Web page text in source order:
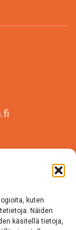
kuten
Näiden
käsitellä tietoja,